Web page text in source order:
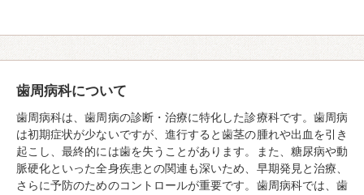
歯周病科について
歯周病科は、歯周病の診断・治療に特化した診療科です。歯周病
は初期症状が少ないですが、進行すると歯茎の腫れや出血を引き
起こし、最終的には歯を失うことがあります。また、糖尿病や動
脈硬化といった全身疾患との関連も深いため、早期発見と治療、
さらに予防のためのコントロールが重要です。歯周病科では、歯